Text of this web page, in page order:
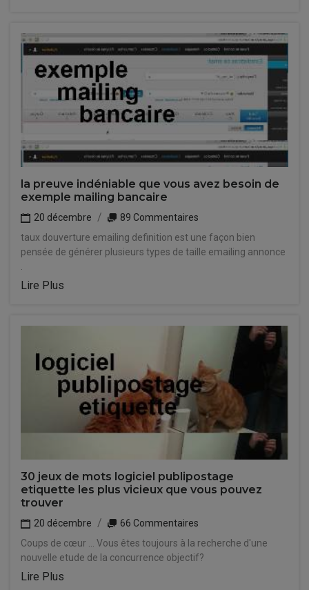
la preuve indéniable que vous avez besoin de
exemple mailing bancaire
20 décembre
89 Commentaires
taux douverture emailing definition est une façon bien
pensée de générer plusieurs types de taille emailing annonce
Lire Plus
30 jeux de mots logiciel publipostage
etiquette les plus vicieux que vous pouvez
trouver
20 décembre
66 Commentaires
Coups de cœur ... Vous êtes toujours à la recherche d'une
nouvelle etude de la concurrence objectif?
Lire Plus